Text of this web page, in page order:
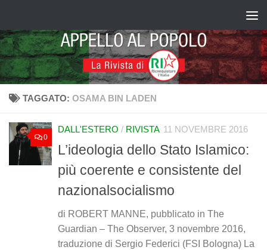
TAGGATO: OSAMA BIN LADEN
0
DALL'ESTERO / RIVISTA 11 NOVEMBRE 2016
L’ideologia dello Stato Islamico:
più coerente e consistente del
nazionalsocialismo
di ROBERT MANNE, pubblicato in The
Guardian – The Observer, 3 novembre 2016,
traduzione di Sergio Federici (FSI Bologna) La